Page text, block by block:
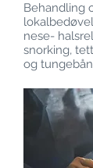
Behandling
nese-
snorking,
og